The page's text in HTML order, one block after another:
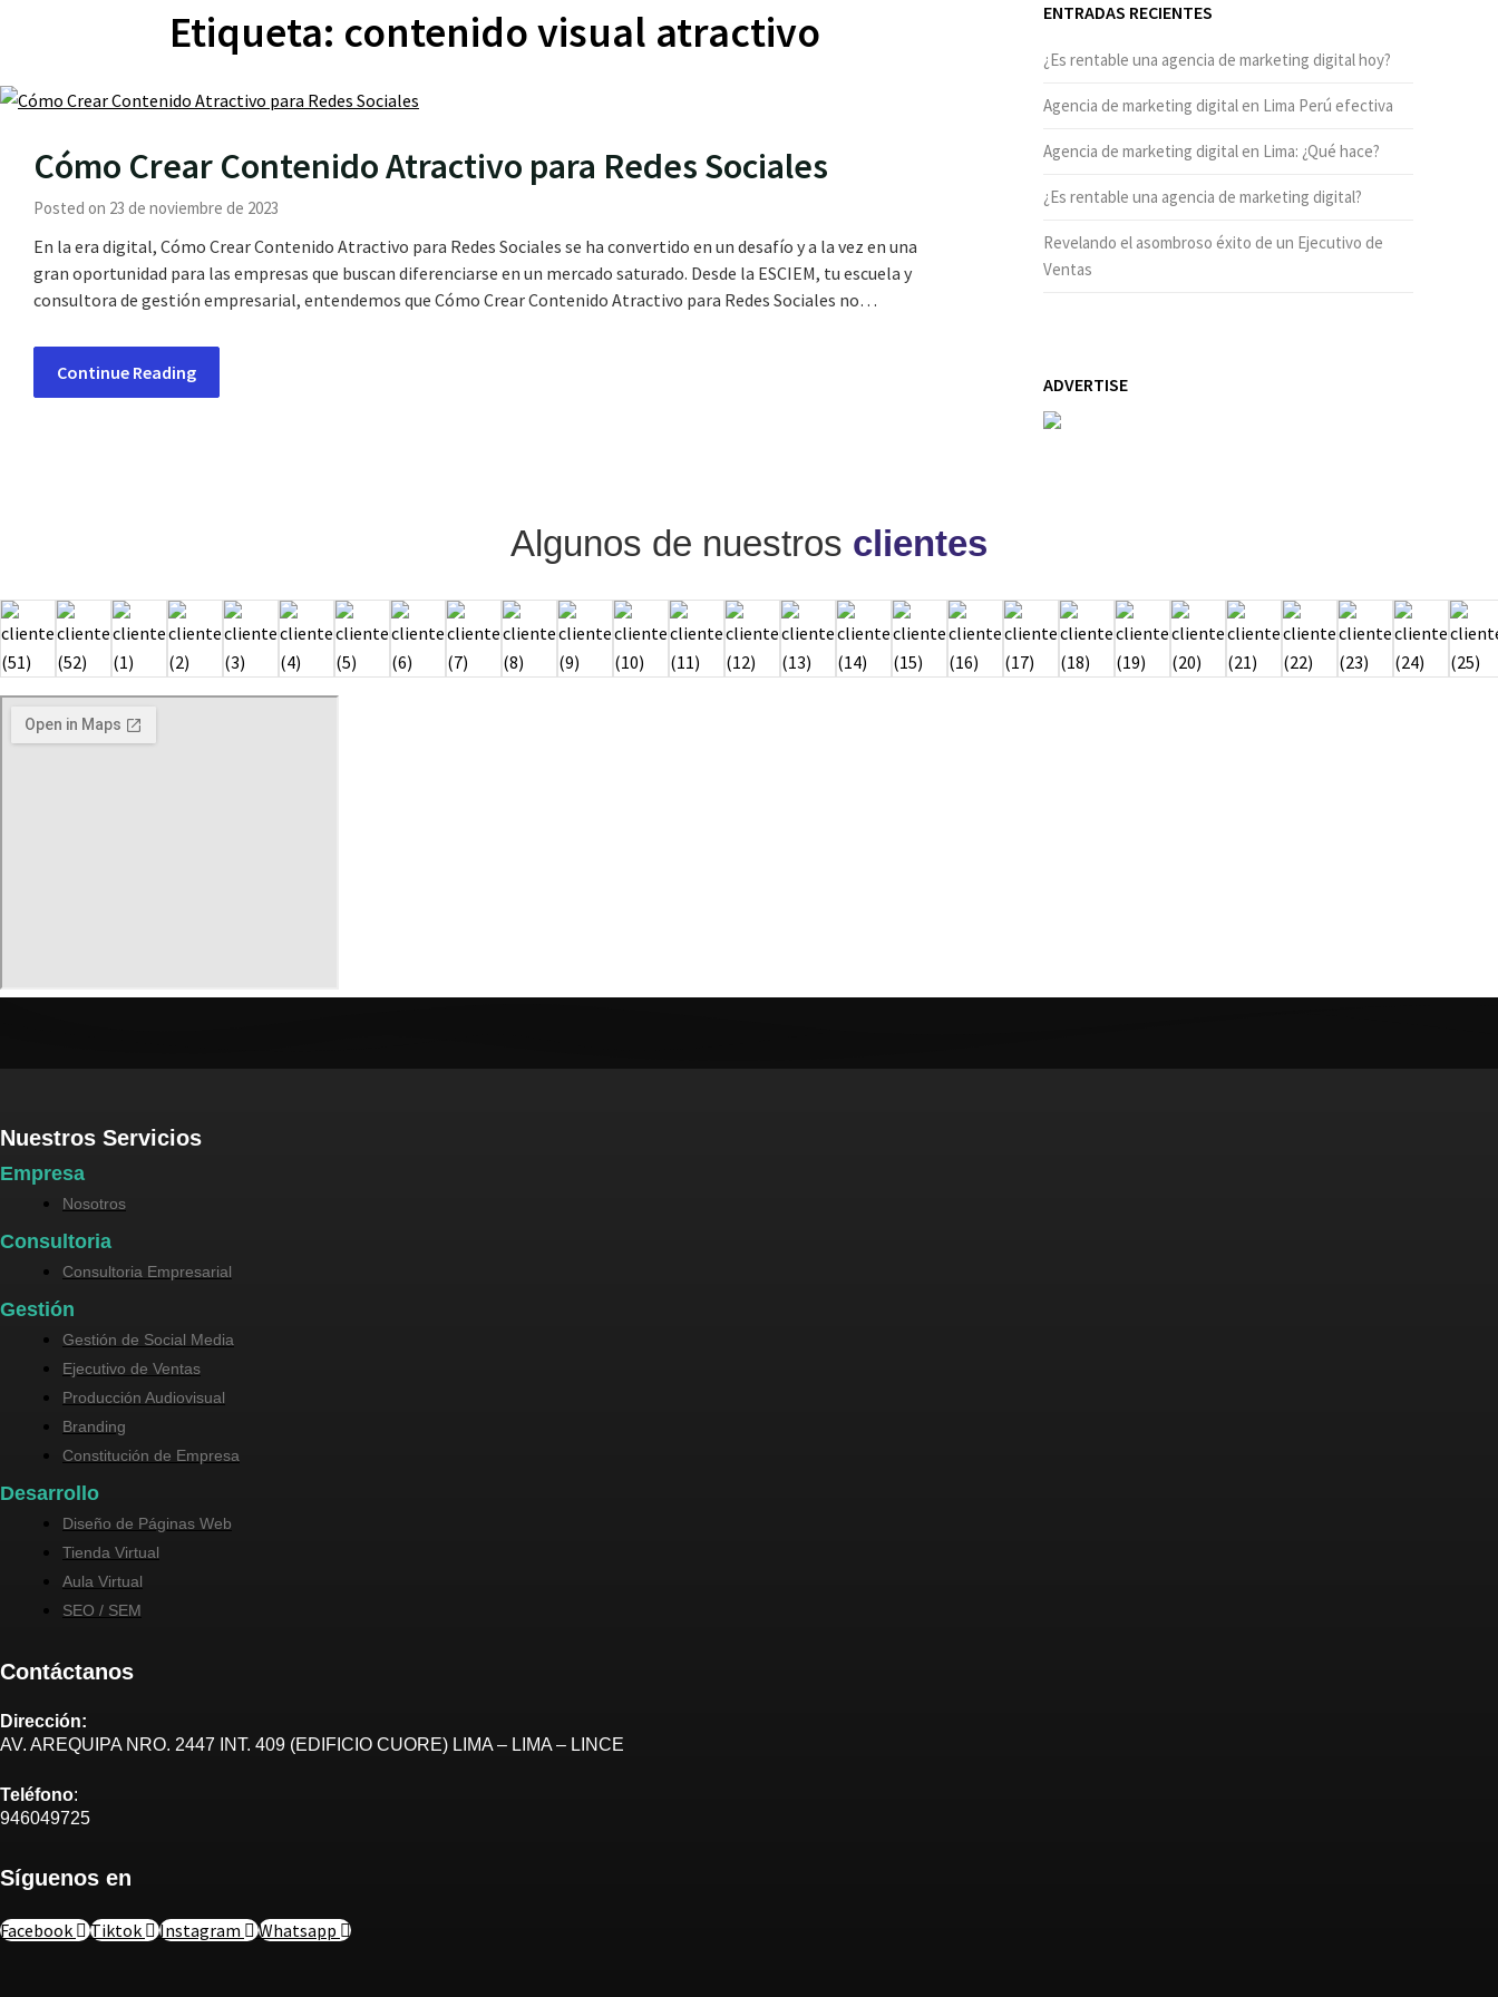
Etiqueta: contenido visual atractivo
Cómo Crear Contenido Atractivo para Redes Sociales
Posted on 23 de noviembre de 2023
En la era digital, Cómo Crear Contenido Atractivo para Redes Sociales se ha convertido en un desafío y a la vez en una
gran oportunidad para las empresas que buscan diferenciarse en un mercado saturado. Desde la ESCIEM, tu escuela y
consultora de gestión empresarial, entendemos que Cómo Crear Contenido Atractivo para Redes Sociales no…
Continue Reading
ENTRADAS RECIENTES
¿Es rentable una agencia de marketing digital hoy?
Agencia de marketing digital en Lima Perú efectiva
Agencia de marketing digital en Lima: ¿Qué hace?
¿Es rentable una agencia de marketing digital?
Revelando el asombroso éxito de un Ejecutivo de
Ventas
ADVERTISE
Algunos de nuestros clientes
Nuestros Servicios
Empresa
Nosotros
Consultoria
Consultoria Empresarial
Gestión
Gestión de Social Media
Ejecutivo de Ventas
Producción Audiovisual
Branding
Constitución de Empresa
Desarrollo
Diseño de Páginas Web
Tienda Virtual
Aula Virtual
SEO / SEM
Contáctanos
Dirección:
AV. AREQUIPA NRO. 2447 INT. 409 (EDIFICIO CUORE) LIMA – LIMA – LINCE
Teléfono:
946049725
Síguenos en
Facebook Tiktok Instagram Whatsapp